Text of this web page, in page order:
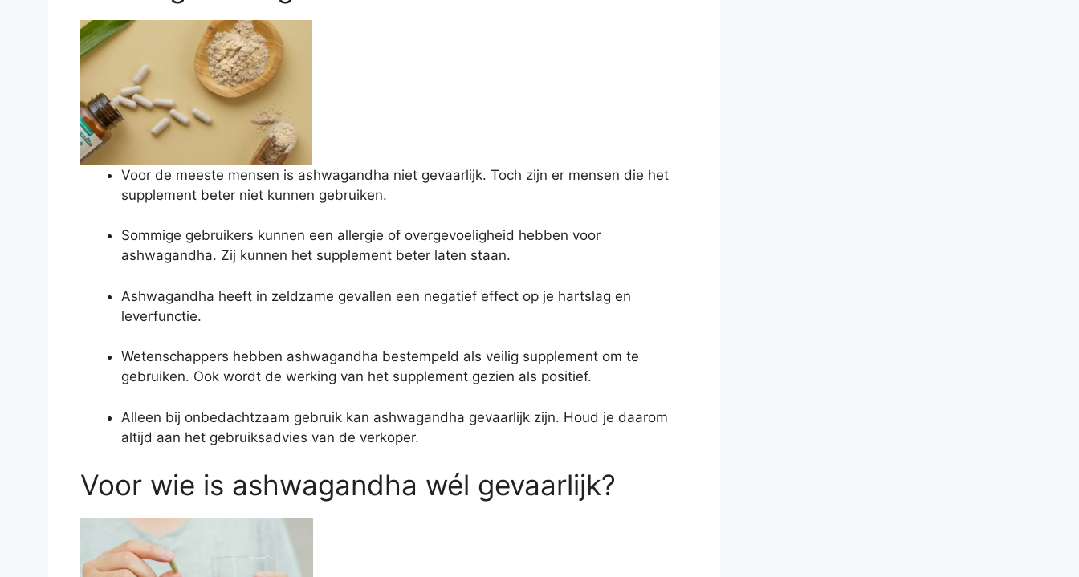
Voor de meeste mensen is ashwagandha niet gevaarlijk. Toch zijn er mensen die het
supplement beter niet kunnen gebruiken.
Sommige gebruikers kunnen een allergie of overgevoeligheid hebben voor
ashwagandha. Zij kunnen het supplement beter laten staan.
Ashwagandha heeft in zeldzame gevallen een negatief effect op je hartslag en
leverfunctie.
Wetenschappers hebben ashwagandha bestempeld als veilig supplement om te
gebruiken. Ook wordt de werking van het supplement gezien als positief.
Alleen bij onbedachtzaam gebruik kan ashwagandha gevaarlijk zijn. Houd je daarom
altijd aan het gebruiksadvies van de verkoper.
Voor wie is ashwagandha wél gevaarlijk?